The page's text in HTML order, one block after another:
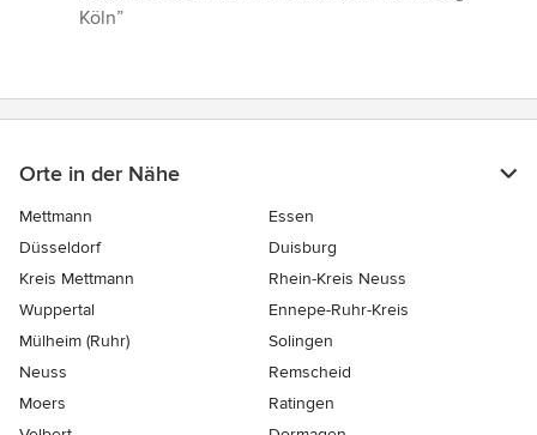
Köln”
Orte in der Nähe
Mettmann
Essen
Düsseldorf
Duisburg
Kreis Mettmann
Rhein-Kreis Neuss
Wuppertal
Ennepe-Ruhr-Kreis
Mülheim (Ruhr)
Solingen
Neuss
Remscheid
Moers
Ratingen